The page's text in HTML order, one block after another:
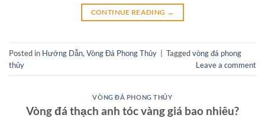
CONTINUE READING →
Posted in Hướng Dẫn, Vòng Đá Phong Thủy Taggedvòng đá phong
thủy
Leave a comment
VÒNG ĐÁ PHONG THỦY
Vòng đá thạch anh tóc vàng giá bao nhiêu?